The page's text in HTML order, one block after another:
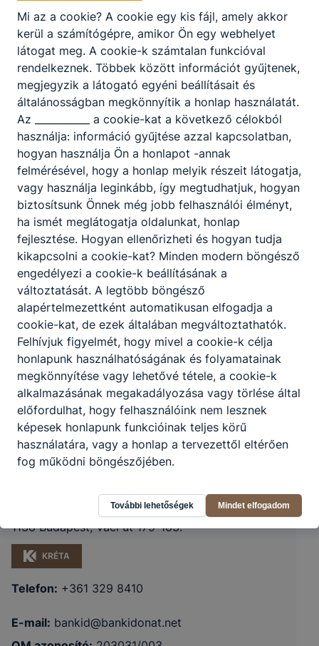
Partnereink
Budapesti Gépészeti Szakképzési
1138 Budapest, Váci út 179-183.
KRÉTA
Telefon: +361 329 8410
E-mail: bankid@bankidonat.net
Mi az a cookie? A cookie egy kis fájl, amely akkor
kerül a számítógépre, amikor Ön egy webhelyet
látogat meg. A cookie-k számtalan funkcióval
rendelkeznek. Többek között információt gyűjtenek,
megjegyzik a látogató egyéni beállításait és
általánosságban megkönnyítik a honlap használatát.
Az ___________ a cookie-kat a következő célokból
használja: információ gyűjtése azzal kapcsolatban,
hogyan használja Ön a honlapot -annak
felmérésével, hogy a honlap melyik részeit látogatja,
vagy használja leginkább, így megtudhatjuk, hogyan
biztosítsunk Önnek még jobb felhasználói élményt,
ha ismét meglátogatja oldalunkat, honlap
fejlesztése. Hogyan ellenőrizheti és hogyan tudja
kikapcsolni a cookie-kat? Minden modern böngésző
engedélyezi a cookie-k beállításának a
változtatását. A legtöbb böngésző
alapértelmezettként automatikusan elfogadja a
cookie-kat, de ezek általában megváltoztathatók.
Felhívjuk figyelmét, hogy mivel a cookie-k célja
honlapunk használhatóságának és folyamatainak
megkönnyítése vagy lehetővé tétele, a cookie-k
alkalmazásának megakadályozása vagy törlése által
előfordulhat, hogy felhasználóink nem lesznek
képesek honlapunk funkcióinak teljes körű
használatára, vagy a honlap a tervezettől eltérően
fog működni böngészőjében.
További lehetőségek Mindet elfogadom